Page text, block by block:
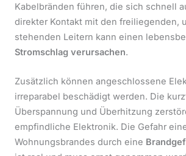
Kabelbränden führen, die sich schnell
direkter Kontakt mit den freiliegenden,
stehenden Leitern kann einen
Stromschlag verursachen.
Zusätzlich können angeschlossene
irreparabel beschädigt werden. Die
Überspannung und Überhitzung
empfindliche Elektronik. Die Gefahr
Wohnungsbrandes durch eine